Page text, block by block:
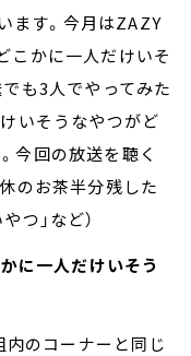
す。今月はZAZY
こかに一人だけいそ
も3人でやってみた
いそうなやつがど
今回の放送を聴く
のお茶半分残した
つ」など）
に一人だけいそう
のコーナーと同じ